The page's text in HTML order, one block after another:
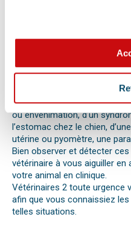
Les difficultés respiratoires,
perte d’appétit soudaine
votre chat, chien ou autre
pas bien.
Différentes causes peuvent
votre compagnon. Il peut
réaction allergique avec
ou envenimation, d’un
l’estomac chez le chien,
utérine ou pyomètre, une
Bien observer et détecter
vétérinaire à vous aiguiller
votre animal en clinique.
Vétérinaires 2 toute urgence
afin que vous connaissiez
telles situations.